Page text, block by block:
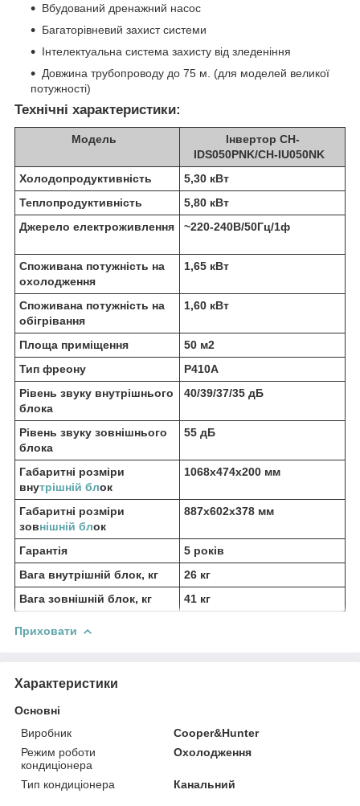
Вбудований дренажний насос
Багаторівневий захист системи
Інтелектуальна система захисту від зледеніння
Довжина трубопроводу до 75 м. (для моделей великої
потужності)
Технічні характеристики:
Модель
Інвертор CH-
IDS050PNK/CH-IU050NK
Холодопродуктивність
5,30 кВт
Теплопродуктивність
5,80 кВт
Джерело електроживлення
~220-240В/50Гц/1ф
Споживана потужність на
охолодження
1,65 кВт
Споживана потужність на
обігрівання
1,60 кВт
Площа приміщення
50 м2
Тип фреону
Р410А
Рівень звуку внутрішнього
блока
40/39/37/35 дБ
Рівень звуку зовнішнього
блока
55 дБ
Габаритні розміри
внутрішній блок
1068х474х200 мм
Габаритні розміри
зовнішній блок
887x602x378 мм
Гарантія
5 років
Вага внутрішній блок, кг
26 кг
Вага зовнішній блок, кг
41 кг
Приховати
Характеристики
Основні
Виробник
Cooper&Hunter
Режим роботи
кондиціонера
Охолодження
Тип кондиціонера Канальний